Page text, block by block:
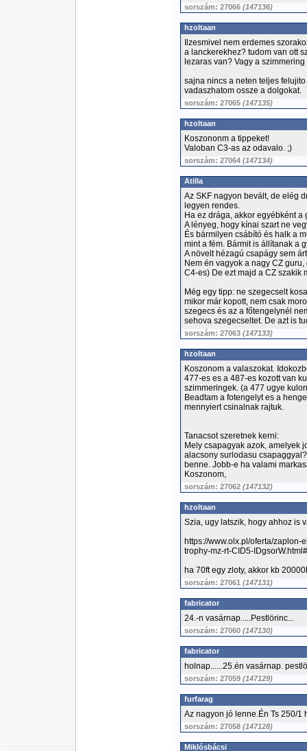
sorszám: 27066 (147136)
hzoltaan
Ilzesmivel nem erdemes
a lanckerekhez? tudom van ott
lezaras van? Vagy a
sajna nincs a neten teljes
vadaszhatom ossze a dolgokat.
sorszám: 27065 (147135)
hzoltaan
Koszononm a tippeket!
Valoban C3-as az odavalo. ;)
sorszám: 27064 (147134)
Atilla
Az SKF nagyon bevált, de elég
legyen rendes.
Ha ez drága, akkor egyébként a
A lényeg, hogy kínai szart ne
És bármilyen csábító és halk a
mint a fém. Bármit is állítanak a
A növelt hézagú csapágy sem
Nem én vagyok a nagy CZ
C4-es) De ezt majd a CZ szakik
Még egy tipp: ne szegecselt
mikor már kopott, nem csak
szegecs és az a főtengelynél
sehova szegecseltet. De azt is
sorszám: 27063 (147133)
hzoltaan
Koszonom a valaszokat.
477-es es a 487-es kozott van
szimmeringek. (a 477 ugye
Beadtam a fotengelyt es a
mennyiert csinalnak rajtuk.
Tanacsot szeretnek kerni:
Mely csapagyak azok, amelyek
alacsony surlodasu
benne. Jobb-e ha valami
Koszonom,
sorszám: 27062 (147132)
hzoltaan
Szia, ugy latszik, hogy ahhoz is
https://www.olx.pl/oferta/
trophy-mz-rt-CID5-
ha 70ft egy zloty, akkor kb
sorszám: 27061 (147131)
fabricator
24.-n vasárnap.....Pestlörinc...
sorszám: 27060 (147130)
fabricator
holnap......25.én vasárnap.
sorszám: 27059 (147129)
furfarag
Az nagyon jó lenne.Én Ts 250/1
sorszám: 27058 (147128)
Miklósbácsi